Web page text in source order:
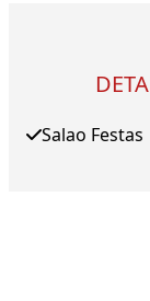
Salao Festas